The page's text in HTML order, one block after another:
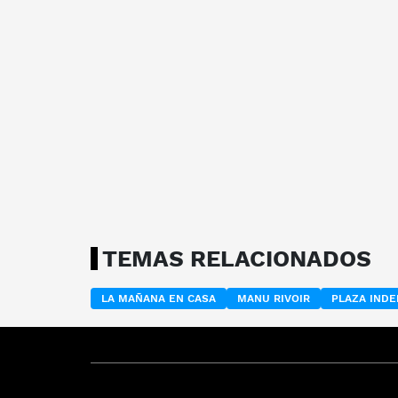
TEMAS RELACIONADOS
LA MAÑANA EN CASA MANU RIVOIR PLAZA